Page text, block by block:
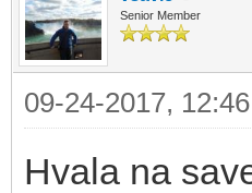
Senior Member
09-24-2017,
Hvala na